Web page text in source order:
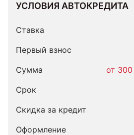
УСЛОВИЯ АВТОКРЕДИТА
Ставка
Первый взнос
Сумма
от
Срок
Скидка за кредит
Оформление